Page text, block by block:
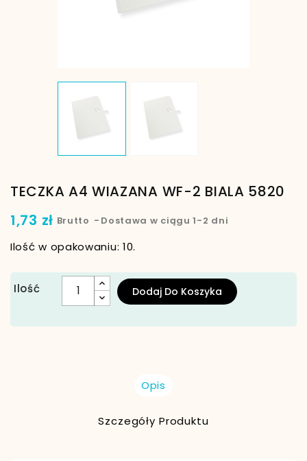
TECZKA A4 WIAZANA WF-2 BIALA 5820
1,73 zł Brutto Dostawa w ciągu 1-2 dni
Ilość w opakowaniu: 10.
Ilość Dodaj Do Koszyka
Opis
Szczegóły Produktu